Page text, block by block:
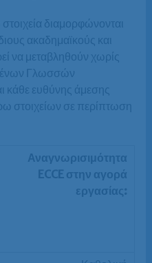
διαμορφώνονται
ακαδημαϊκούς και
να μεταβληθούν χωρίς
Γλωσσών
κάθε ευθύνης άμεσης
στοιχείων σε περίπτωση
Αναγνωρισιμότητα
ECCE στην αγορά
εργασίας: